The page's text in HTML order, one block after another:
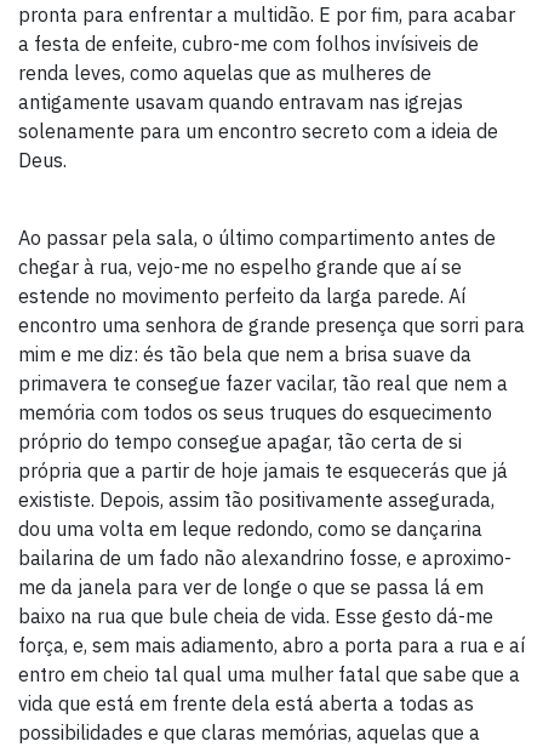
pronta para enfrentar a multidão. E por fim, para acabar
a festa de enfeite, cubro-me com folhos invísiveis de
renda leves, como aquelas que as mulheres de
antigamente usavam quando entravam nas igrejas
solenamente para um encontro secreto com a ideia de
Deus.
Ao passar pela sala, o último compartimento antes de
chegar à rua, vejo-me no espelho grande que aí se
estende no movimento perfeito da larga parede. Aí
encontro uma senhora de grande presença que sorri para
mim e me diz: és tão bela que nem a brisa suave da
primavera te consegue fazer vacilar, tão real que nem a
memória com todos os seus truques do esquecimento
próprio do tempo consegue apagar, tão certa de si
própria que a partir de hoje jamais te esquecerás que já
exististe. Depois, assim tão positivamente assegurada,
dou uma volta em leque redondo, como se dançarina
bailarina de um fado não alexandrino fosse, e aproximo-
me da janela para ver de longe o que se passa lá em
baixo na rua que bule cheia de vida. Esse gesto dá-me
força, e, sem mais adiamento, abro a porta para a rua e aí
entro em cheio tal qual uma mulher fatal que sabe que a
vida que está em frente dela está aberta a todas as
possibilidades e que claras memórias, aquelas que a